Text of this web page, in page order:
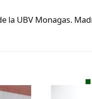
la UBV Monagas.